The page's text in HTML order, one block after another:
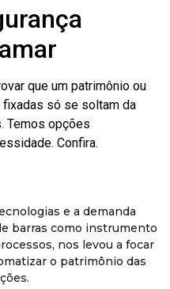
que um patrimônio ou
só se soltam da
Temos opções
Confira.
e a demanda
barras como instrumento
nos levou a focar
o patrimônio das